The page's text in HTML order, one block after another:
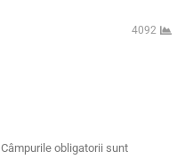
4092
Câmpurile obligatorii sunt